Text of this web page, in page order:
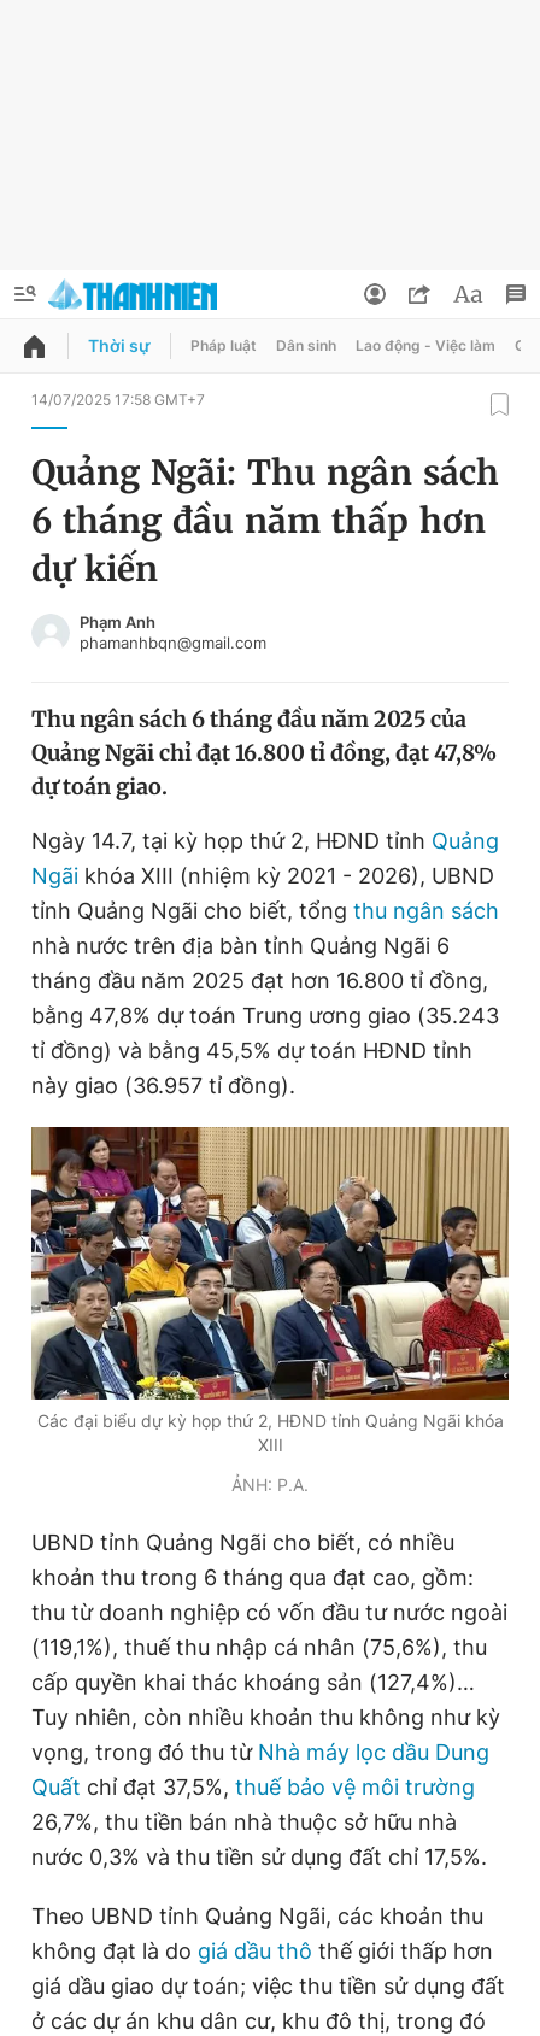
QUẢNG CÁO
Chuyên mục
Chuyên mục khác
Chào ngày mới
Video Magazine
Sản phẩm khác
Tiện ích Bạn cần biết
Thông tin tòa soạn Liên hệ quảng cáo
Đọc Thanh Niên trên điện thoại
Theo dõi báo trên
Hotline
0906 645 777
Liên hệ quảng cáo
0908 780 404
Phó tổng biên tập thường trực: Hải Thành
Phó tổng biên tập: Lâm Hiếu Dũng
Phó tổng biên tập: Trần Việt Hưng
Tổng thư ký tòa soạn: Đức Trung
Giấy phép xuất bản số 110/GP - BTTTT cấp ngày 24.3.2020
© 2003-2026 Bản quyền thuộc về Báo Thanh Niên. Cấm sao
chép dưới mọi hình thức nếu không có sự chấp thuận bằng văn
bản. Phát triển bởi ePi Technologies, JSC.
Đổi mật khẩu
Tin đã lưu
Đăng xuất
Thời sự Pháp luật Dân sinh Lao động - Việc làm
14/07/2025 17:58 GMT+7
Quảng Ngãi: Thu ngân sách
6 tháng đầu năm thấp hơn
dự kiến
Phạm Anh
phamanhbqn@gmail.com
Thu ngân sách 6 tháng đầu năm 2025 của
Quảng Ngãi chỉ đạt 16.800 tỉ đồng, đạt 47,8%
dự toán giao.
Ngày 14.7, tại kỳ họp thứ 2, HĐND tỉnh Quảng
Ngãi khóa XIII (nhiệm kỳ 2021 - 2026), UBND
tỉnh Quảng Ngãi cho biết, tổng thu ngân sách
nhà nước trên địa bàn tỉnh Quảng Ngãi 6
tháng đầu năm 2025 đạt hơn 16.800 tỉ đồng,
bằng 47,8% dự toán Trung ương giao (35.243
tỉ đồng) và bằng 45,5% dự toán HĐND tỉnh
này giao (36.957 tỉ đồng).
Các đại biểu dự kỳ họp thứ 2, HĐND tỉnh Quảng Ngãi khóa
XIII
ẢNH: P.A.
UBND tỉnh Quảng Ngãi cho biết, có nhiều
khoản thu trong 6 tháng qua đạt cao, gồm:
thu từ doanh nghiệp có vốn đầu tư nước ngoài
(119,1%), thuế thu nhập cá nhân (75,6%), thu
cấp quyền khai thác khoáng sản (127,4%)…
Tuy nhiên, còn nhiều khoản thu không như kỳ
vọng, trong đó thu từ Nhà máy lọc dầu Dung
Quất chỉ đạt 37,5%, thuế bảo vệ môi trường
26,7%, thu tiền bán nhà thuộc sở hữu nhà
nước 0,3% và thu tiền sử dụng đất chỉ 17,5%.
Theo UBND tỉnh Quảng Ngãi, các khoản thu
không đạt là do giá dầu thô thế giới thấp hơn
giá dầu giao dự toán; việc thu tiền sử dụng đất
ở các dự án khu dân cư, khu đô thị, trong đó